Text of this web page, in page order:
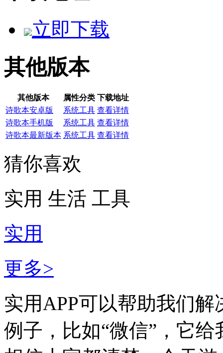
立即下载
其他版本
其他版本 属性分类 下载地址
诗歌本安卓版
系统工具 查看详情
诗歌本手机版
系统工具 查看详情
诗歌本最新版本 系统工具 查看详情
猜你喜欢
实用 生活 工具
实用
更多>
实用APP可以帮助我们
例子，比如“微信”，它